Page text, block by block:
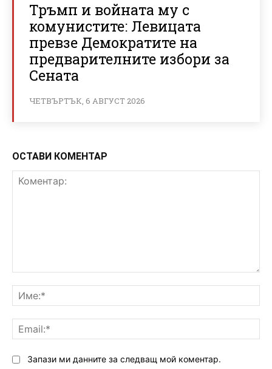
Тръмп и войната му с
комунистите: Левицата
превзе Демократите на
предварителните избори за
Сената
ЧЕТВЪРТЪК, 6 АВГУСТ 2026
ОСТАВИ КОМЕНТАР
Запази ми данните за следващ мой коментар.